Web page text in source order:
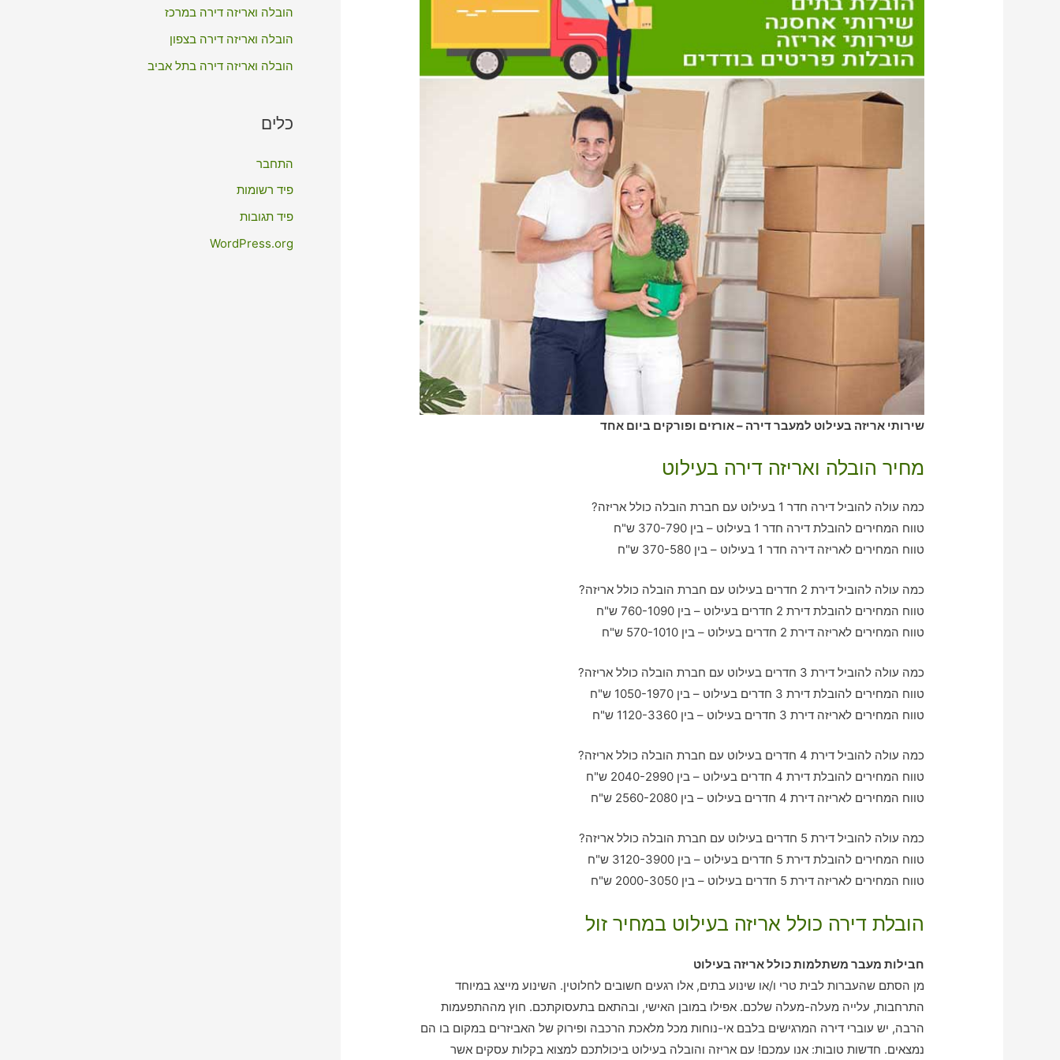
שירותי אריזה בעילוט למעבר דירה – אורזים ופורקים ביום אחד
מחיר הובלה ואריזה דירה בעילוט
כמה עולה להוביל דירה חדר 1 בעילוט עם חברת הובלה כולל אריזה?
טווח המחירים להובלת דירה חדר 1 בעילוט – בין 370-790 ש"ח
טווח המחירים לאריזה דירה חדר 1 בעילוט – בין 370-580 ש"ח
כמה עולה להוביל דירת 2 חדרים בעילוט עם חברת הובלה כולל אריזה?
טווח המחירים להובלת דירת 2 חדרים בעילוט – בין 760-1090 ש"ח
טווח המחירים לאריזה דירת 2 חדרים בעילוט – בין 570-1010 ש"ח
כמה עולה להוביל דירת 3 חדרים בעילוט עם חברת הובלה כולל אריזה?
טווח המחירים להובלת דירת 3 חדרים בעילוט – בין 1050-1970 ש"ח
טווח המחירים לאריזה דירת 3 חדרים בעילוט – בין 1120-3360 ש"ח
כמה עולה להוביל דירת 4 חדרים בעילוט עם חברת הובלה כולל אריזה?
טווח המחירים להובלת דירת 4 חדרים בעילוט – בין 2040-2990 ש"ח
טווח המחירים לאריזה דירת 4 חדרים בעילוט – בין 2560-2080 ש"ח
כמה עולה להוביל דירת 5 חדרים בעילוט עם חברת הובלה כולל אריזה?
טווח המחירים להובלת דירת 5 חדרים בעילוט – בין 3120-3900 ש"ח
טווח המחירים לאריזה דירת 5 חדרים בעילוט – בין 2000-3050 ש"ח
הובלת דירה כולל אריזה בעילוט במחיר זול
חבילות מעבר משתלמות כולל אריזה בעילוט
מן הסתם שהעברות לבית טרי ו/או שינוע בתים, אלו רגעים חשובים לחלוטין. השינוע מייצג במיוחד
התרחבות, עלייה מעלה-מעלה שלכם. אפילו במובן האישי, ובהתאם בתעסוקתכם. חוץ מההתפעמות
הרבה, יש עוברי דירה המרגישים בלבם אי-נוחות מכל מלאכת הרכבה ופירוק של האביזרים במקום בו הם
נמצאים. חדשות טובות: אנו עמכם! עם אריזה והובלה בעילוט ביכולתכם למצוא בקלות עסקים אשר
הובלה ואריזה דירה במרכז
הובלה ואריזה דירה בצפון
הובלה ואריזה דירה בתל אביב
כלים
התחבר
פיד רשומות
פיד תגובות
WordPress.org